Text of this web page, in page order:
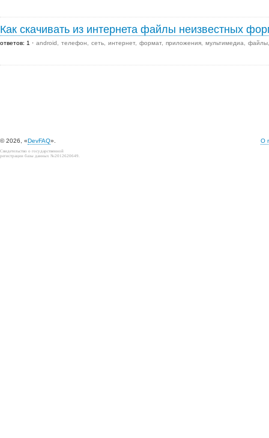
Как скачивать из интернета файлы неизвестных
ответов: 1 android телефон сеть интернет формат приложения мультимедиа файлы
© 2026, «DevFAQ». О
Свидетельство о государственной
регистрации базы данных №2012620649.